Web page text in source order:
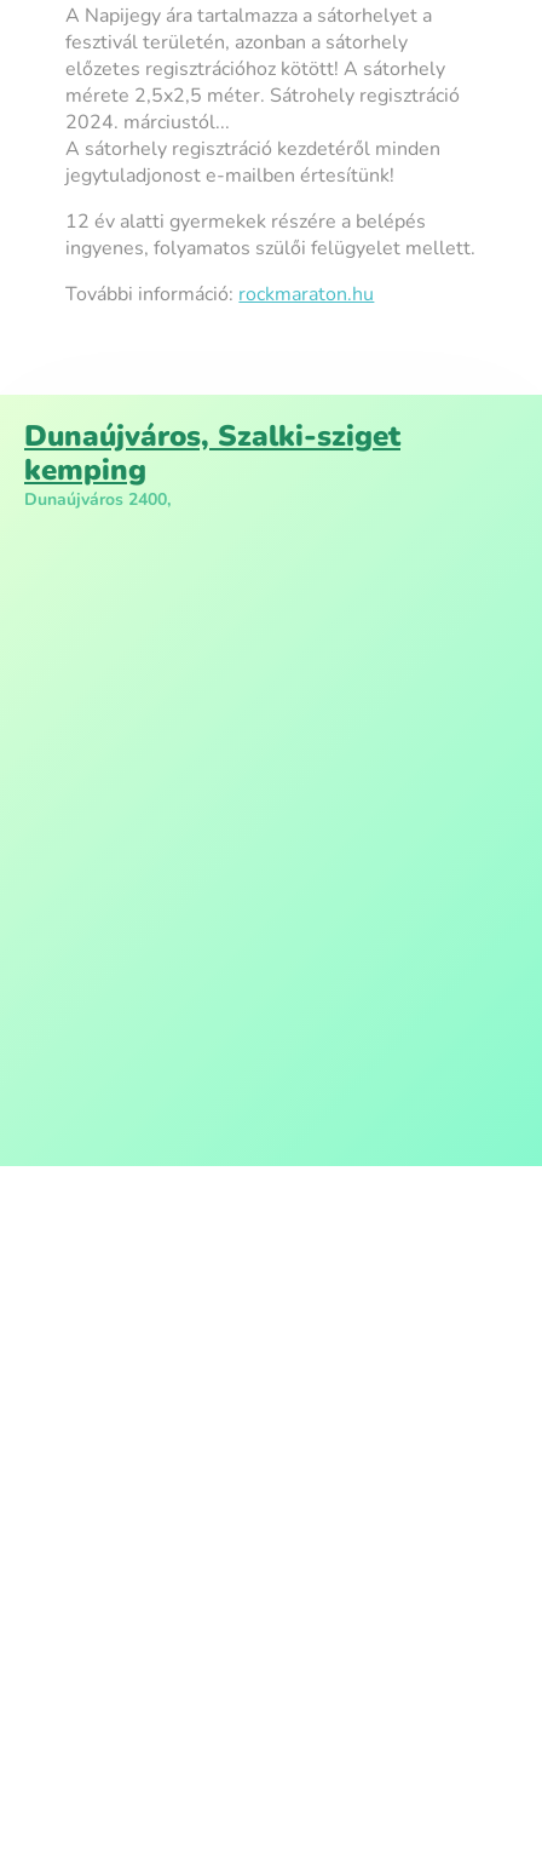
A Napijegy ára tartalmazza a sátorhelyet a
fesztivál területén, azonban a sátorhely
előzetes regisztrációhoz kötött! A sátorhely
mérete 2,5x2,5 méter. Sátrohely regisztráció
2024. márciustól...
A sátorhely regisztráció kezdetéről minden
jegytuladjonost e-mailben értesítünk!
12 év alatti gyermekek részére a belépés
ingyenes, folyamatos szülői felügyelet mellett.
További információ: rockmaraton.hu
Dunaújváros, Szalki-sziget
kemping
Dunaújváros 2400,